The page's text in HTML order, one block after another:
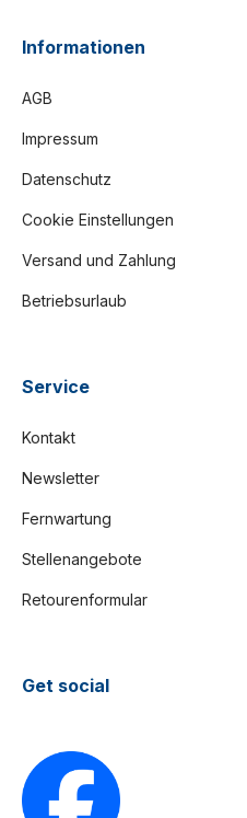
Informationen
AGB
Impressum
Datenschutz
Cookie Einstellungen
Versand und Zahlung
Betriebsurlaub
Service
Kontakt
Newsletter
Fernwartung
Stellenangebote
Retourenformular
Get social